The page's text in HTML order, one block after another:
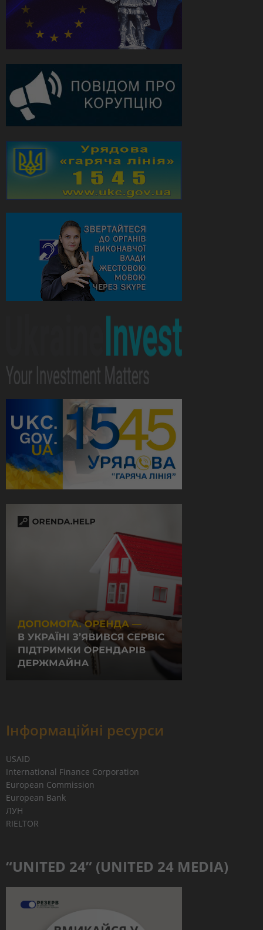
Інформаційні ресурси
USAID
International Finance Corporation
European Commission
European Bank
ЛУН
RIELTOR
“UNITED 24” (UNITED 24 MEDIA)